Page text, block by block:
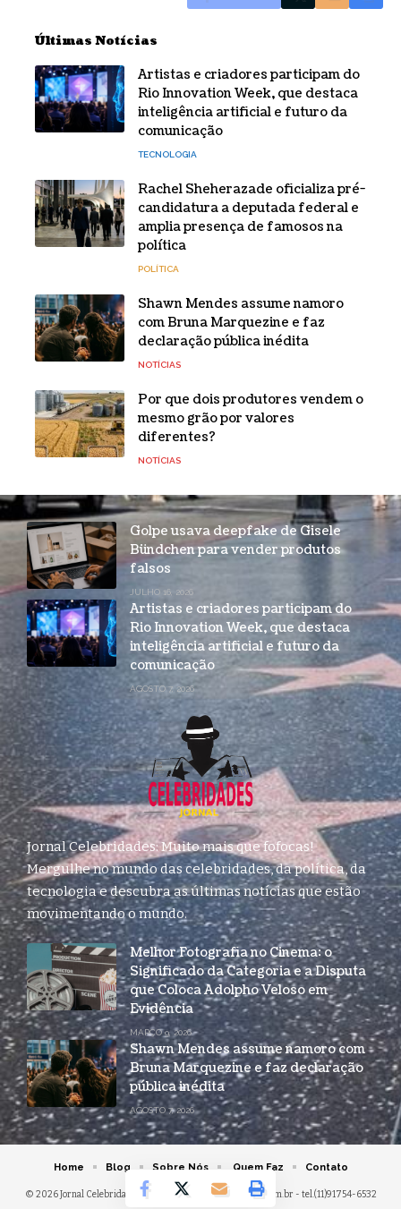
Últimas Notícias
Artistas e criadores participam do
Rio Innovation Week, que destaca
inteligência artificial e futuro da
comunicação
TECNOLOGIA
Rachel Sheherazade oficializa pré-
candidatura a deputada federal e
amplia presença de famosos na
política
POLÍTICA
Shawn Mendes assume namoro
com Bruna Marquezine e faz
declaração pública inédita
NOTÍCIAS
Por que dois produtores vendem o
mesmo grão por valores
diferentes?
NOTÍCIAS
Golpe usava deepfake de Gisele
Bündchen para vender produtos
falsos
JULHO 16, 2026
Artistas e criadores participam do
Rio Innovation Week, que destaca
inteligência artificial e futuro da
comunicação
AGOSTO 7, 2026
Jornal Celebridades: Muito mais que fofocas!
Mergulhe no mundo das celebridades, da política, da
tecnologia e descubra as últimas notícias que estão
movimentando o mundo.
Melhor Fotografia no Cinema: o
Significado da Categoria e a Disputa
que Coloca Adolpho Veloso em
Evidência
MARÇO 9, 2026
Shawn Mendes assume namoro com
Bruna Marquezine e faz declaração
pública inédita
AGOSTO 7, 2026
© 2026 Jornal Celebridades - contato@jornalcelebridades.com.br - tel.(11)91754-6532
Home Blog Sobre Nós Quem Faz Contato